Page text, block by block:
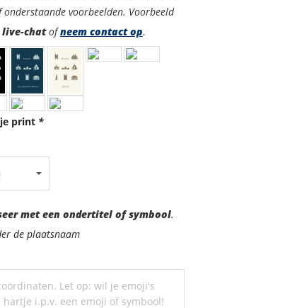
voorbeelden. Voorbeeld
live-chatofneem contact op.
print *
met een ondertitel of symbool.
de plaatsnaam